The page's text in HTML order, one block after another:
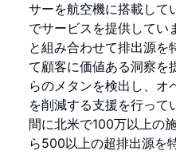
サーを航空機に搭載して
でサービスを提供してい
と組み合わせて排出源を
て顧客に価値ある洞察を
らのメタンを検出し、オ
を削減する支援を行って
間に北米で100万以上の
ら500以上の超排出源を